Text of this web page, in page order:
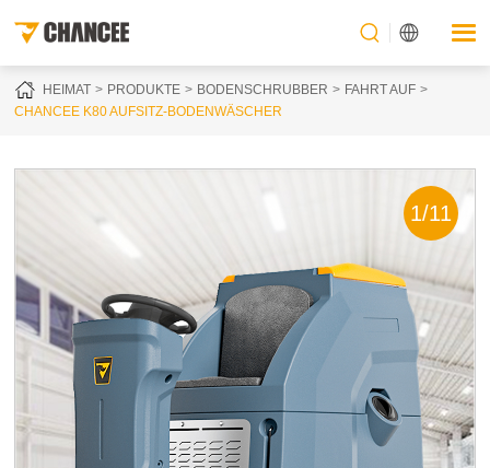
HEIMAT PRODUKTE BODENSCHRUBBER
FAHRT AUF
CHANCEE K80 AUFSITZ-BODENWÄSCHER
1/11